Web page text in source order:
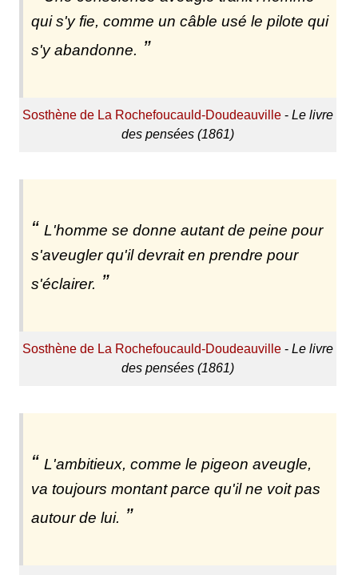
qui s'y fie, comme un câble usé le pilote qui
s'y abandonne.
Sosthène de La Rochefoucauld-Doudeauville- Le livre
des pensées (1861)
L'homme se donne autant de peine pour
s'aveugler qu'il devrait en prendre pour
s'éclairer.
Sosthène de La Rochefoucauld-Doudeauville- Le livre
des pensées (1861)
L'ambitieux, comme le pigeon aveugle,
va toujours montant parce qu'il ne voit pas
autour de lui.